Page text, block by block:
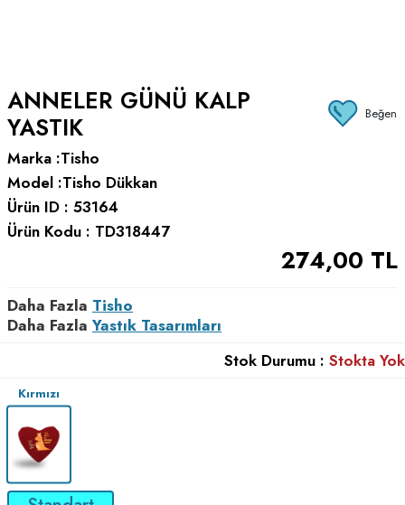
ANNELER GÜNÜ KALP
YASTIK
Beğen
Marka :Tisho
Model :Tisho Dükkan
Ürün ID : 53164
Ürün Kodu : TD318447
274,00 TL
Daha Fazla Tisho
Daha Fazla Yastık Tasarımları
Stok Durumu : Stokta Yok
Kırmızı